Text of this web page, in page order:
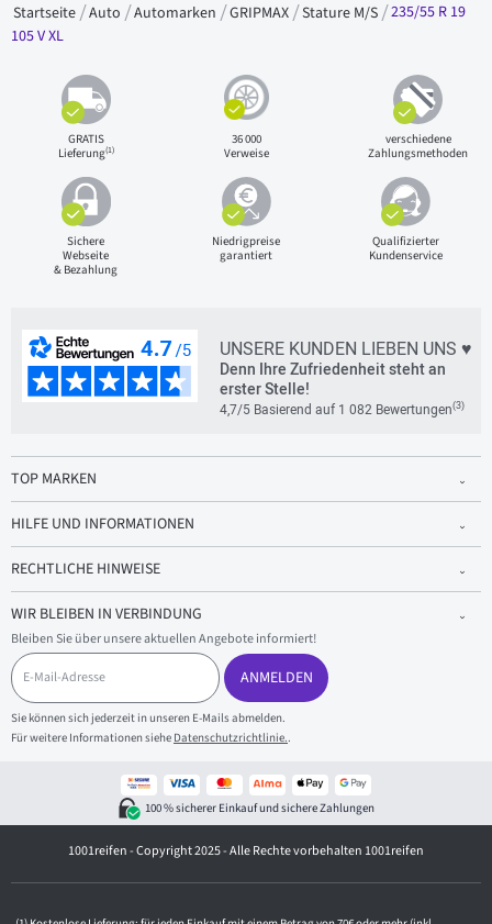
Startseite Auto Automarken GRIPMAX Stature M/S 235/55 R 19
105 V XL
GRATIS
Lieferung(1)
36 000
Verweise
verschiedene
Zahlungsmethoden
Sichere
Webseite
& Bezahlung
Niedrigpreise
garantiert
Qualifizierter
Kundenservice
UNSERE KUNDEN LIEBEN UNS ♥
Denn Ihre Zufriedenheit steht an
erster Stelle!
4,7/5 Basierend auf 1 082 Bewertungen(3)
TOP MARKEN
HILFE UND INFORMATIONEN
RECHTLICHE HINWEISE
WIR BLEIBEN IN VERBINDUNG
Bleiben Sie über unsere aktuellen Angebote informiert!
E
-
M
a
i
l
e
ANMELDEN
Sie können sich jederzeit in unseren E-Mails abmelden.
Für weitere Informationen siehe Datenschutzrichtlinie..
100 % sicherer Einkauf und sichere Zahlungen
1001reifen - Copyright 2025 - Alle Rechte vorbehalten 1001reifen